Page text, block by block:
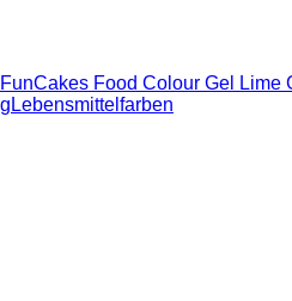
FunCakes Food Colour Gel Lime
gLebensmittelfarben